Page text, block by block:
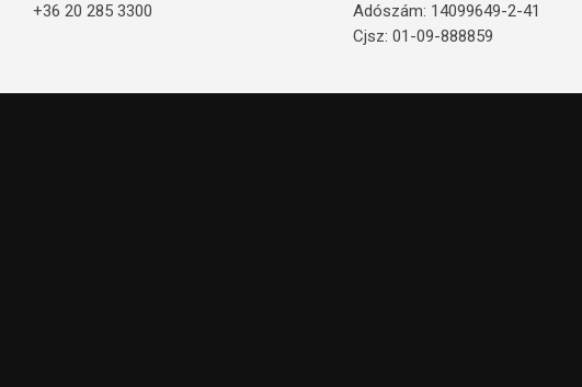
+36 20 285 3300
Adószám: 14099649-2-41
Cjsz: 01-09-888859